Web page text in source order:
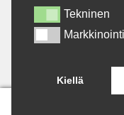
Rotalla
Milever MA352 –
BFGoodrich Mud-
TekninenTekninen
Markkinointi
Markkinointi
Kiellä